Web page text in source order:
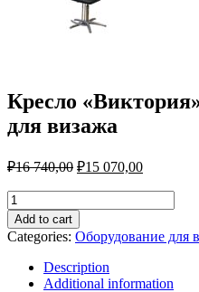
Кресло
для визажа
₽16 740,00 ₽15 070,00
Кресло
«Виктория»
пневматическое
для
визажа
quantity
Add to cart
Categories: Оборудование для
Description
Additional information